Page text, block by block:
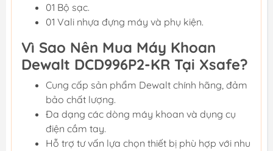
01 Bộ sạc.
01 Vali nhựa đựng máy và phụ kiện.
Vì Sao Nên Mua Máy Khoan
Dewalt DCD996P2-KR Tại Xsafe?
Cung cấp sản phẩm Dewalt chính hãng, đảm
bảo chất lượng.
Đa dạng các dòng máy khoan và dụng cụ
điện cầm tay.
Hỗ trợ tư vấn lựa chọn thiết bị phù hợp với nhu